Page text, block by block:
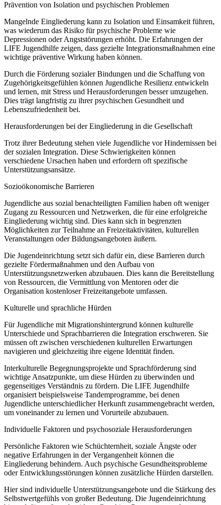
Prävention von Isolation und psychischen Problemen
Mangelnde Eingliederung kann zu Isolation und Einsamkeit führen,
was wiederum das Risiko für psychische Probleme wie
Depressionen oder Angststörungen erhöht. Die Erfahrungen der
LIFE Jugendhilfe zeigen, dass gezielte Integrationsmaßnahmen eine
wichtige präventive Wirkung haben können.
Durch die Förderung sozialer Bindungen und die Schaffung von
Zugehörigkeitsgefühlen können Jugendliche Resilienz entwickeln
und lernen, mit Stress und Herausforderungen besser umzugehen.
Dies trägt langfristig zu ihrer psychischen Gesundheit und
Lebenszufriedenheit bei.
Herausforderungen bei der Eingliederung in die Gesellschaft
Trotz ihrer Bedeutung stehen viele Jugendliche vor Hindernissen bei
der sozialen Integration. Diese Schwierigkeiten können
verschiedene Ursachen haben und erfordern oft spezifische
Unterstützungsansätze.
Sozioökonomische Barrieren
Jugendliche aus sozial benachteiligten Familien haben oft weniger
Zugang zu Ressourcen und Netzwerken, die für eine erfolgreiche
Eingliederung wichtig sind. Dies kann sich in begrenzten
Möglichkeiten zur Teilnahme an Freizeitaktivitäten, kulturellen
Veranstaltungen oder Bildungsangeboten äußern.
Die Jugendeinrichtung setzt sich dafür ein, diese Barrieren durch
gezielte Fördermaßnahmen und den Aufbau von
Unterstützungsnetzwerken abzubauen. Dies kann die Bereitstellung
von Ressourcen, die Vermittlung von Mentoren oder die
Organisation kostenloser Freizeitangebote umfassen.
Kulturelle und sprachliche Hürden
Für Jugendliche mit Migrationshintergrund können kulturelle
Unterschiede und Sprachbarrieren die Integration erschweren. Sie
müssen oft zwischen verschiedenen kulturellen Erwartungen
navigieren und gleichzeitig ihre eigene Identität finden.
Interkulturelle Begegnungsprojekte und Sprachförderung sind
wichtige Ansatzpunkte, um diese Hürden zu überwinden und
gegenseitiges Verständnis zu fördern. Die LIFE Jugendhilfe
organisiert beispielsweise Tandemprogramme, bei denen
Jugendliche unterschiedlicher Herkunft zusammengebracht werden,
um voneinander zu lernen und Vorurteile abzubauen.
Individuelle Faktoren und psychosoziale Herausforderungen
Persönliche Faktoren wie Schüchternheit, soziale Ängste oder
negative Erfahrungen in der Vergangenheit können die
Eingliederung behindern. Auch psychische Gesundheitsprobleme
oder Entwicklungsstörungen können zusätzliche Hürden darstellen.
Hier sind individuelle Unterstützungsangebote und die Stärkung des
Selbstwertgefühls von großer Bedeutung. Die Jugendeinrichtung